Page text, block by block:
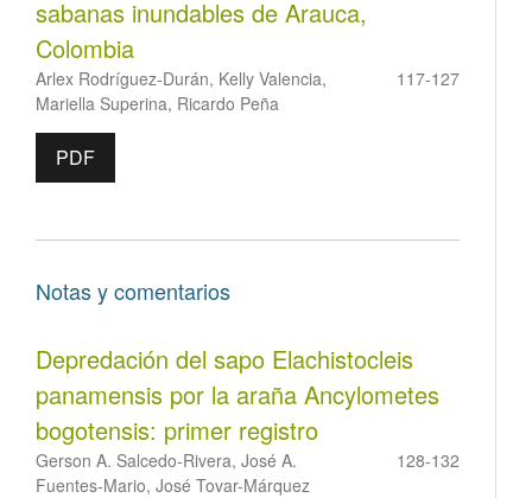
sabanas inundables de Arauca,
Colombia
Arlex Rodríguez-Durán, Kelly Valencia,
Mariella Superina, Ricardo Peña
117-127
PDF
Notas y comentarios
Depredación del sapo Elachistocleis
panamensis por la araña Ancylometes
bogotensis: primer registro
Gerson A. Salcedo-Rivera, José A.
Fuentes-Mario, José Tovar-Márquez
128-132